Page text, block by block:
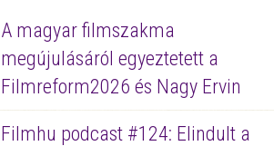
A magyar filmszakma
megújulásáról egyeztetett a
Filmreform2026 és Nagy Ervin
Filmhu podcast #124: Elindult a